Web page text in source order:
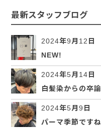
最新スタッフブログ
2024年9月12日
NEW!
2024年5月14日
白髪染からの卒論
2024年5月9日
パーマ季節ですね